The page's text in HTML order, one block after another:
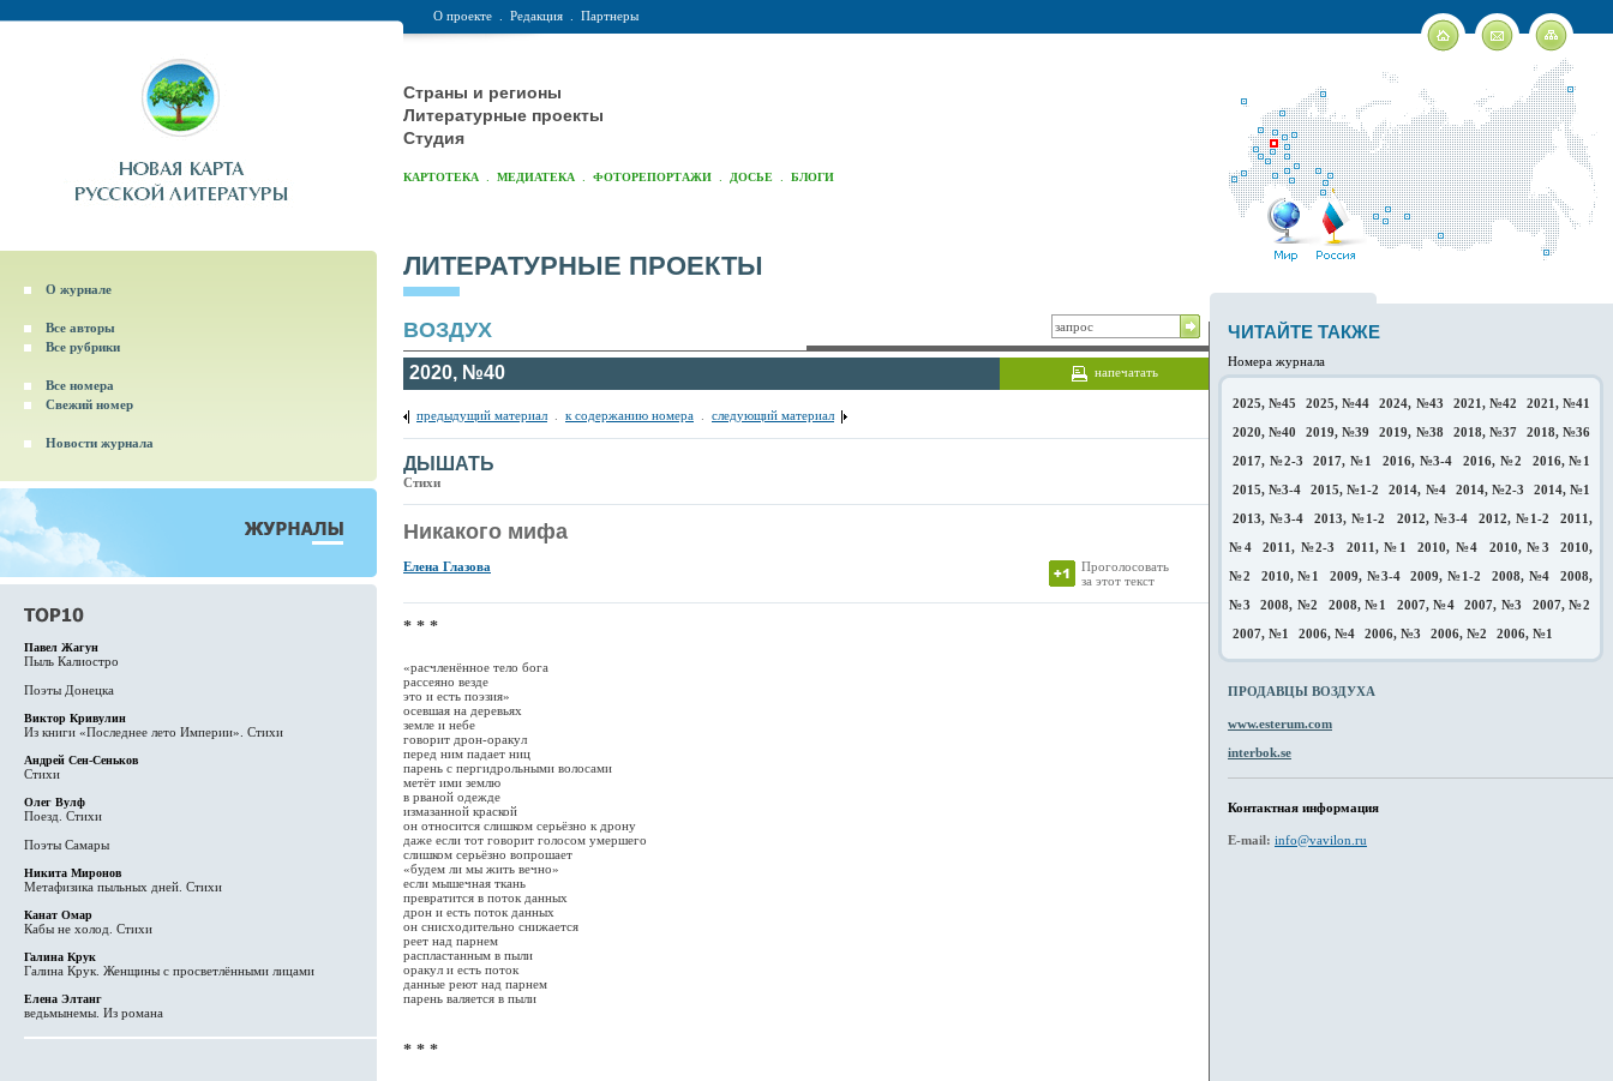
О проекте Редакция Партнеры
Страны и регионы
Литературные проекты
Студия
КАРТОТЕКА МЕДИАТЕКА ФОТОРЕПОРТАЖИ ДОСЬЕ БЛОГИ
О журнале
Все авторы
Все рубрики
Все номера
Свежий номер
Новости журнала
Павел Жагун
Пыль Калиостро
Поэты Донецка
Виктор Кривулин
Из книги «Последнее лето Империи». Стихи
Андрей Сен-Сеньков
Стихи
Олег Вулф
Поезд. Стихи
Поэты Самары
Никита Миронов
Метафизика пыльных дней. Стихи
Канат Омар
Кабы не холод. Стихи
Галина Крук
Галина Крук. Женщины с просветлёнными лицами
Елена Элтанг
ведьмынемы. Из романа
ЛИТЕРАТУРНЫЕ ПРОЕКТЫ
ВОЗДУХ
2020, №40 напечатать
предыдущий материал к содержанию номера следующий материал
ДЫШАТЬ
Стихи
Никакого мифа
Елена Глазова
Проголосовать
за этот текст
* * *
«расчленённое тело бога
рассеяно везде
это и есть поэзия»
осевшая на деревьях
земле и небе
говорит дрон-оракул
перед ним падает ниц
парень с пергидрольными волосами
метёт ими землю
в рваной одежде
измазанной краской
он относится слишком серьёзно к дрону
даже если тот говорит голосом умершего
слишком серьёзно вопрошает
«будем ли мы жить вечно»
если мышечная ткань
превратится в поток данных
дрон и есть поток данных
он снисходительно снижается
реет над парнем
распластанным в пыли
оракул и есть поток
данные реют над парнем
парень валяется в пыли
* * *
ЧИТАЙТЕ ТАКЖЕ
Номера журнала
2025, №45 2025, №44 2024, №43 2021, №42
2021, №41
2020, №40
2019, №39 2019, №38 2018, №37
2018, №36
2017, №2-3
2017, №1 2016, №3-4 2016, №2
2016, №1
2015, №3-4
2015, №1-2 2014, №4 2014, №2-3
2014, №1
2013, №3-4
2013, №1-2 2012, №3-4 2012, №1-2
2011,
№4
2011, №2-3 2011, №1 2010, №4 2010, №3
2010,
№2
2010, №1 2009, №3-4 2009, №1-2 2008, №4
2008,
№3
2008, №2 2008, №1 2007, №4 2007, №3
2007, №2
2007, №1
2006, №4 2006, №3 2006, №2 2006, №1
ПРОДАВЦЫ ВОЗДУХА
www.esterum.com
interbok.se
Контактная информация
E-mail: info@vavilon.ru